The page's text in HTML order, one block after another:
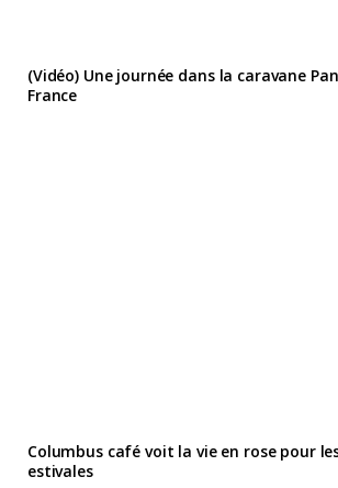
(Vidéo) Une journée dans la caravane
France
Columbus café voit la vie en rose pour
estivales